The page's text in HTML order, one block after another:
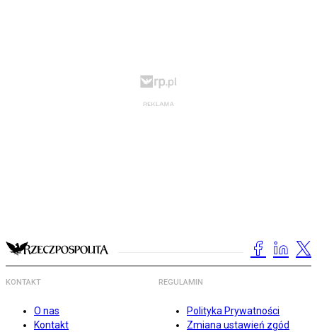
KONTAKT
O nas
Kontakt
REGULAMIN
Polityka Prywatności
Zmiana ustawień zgód